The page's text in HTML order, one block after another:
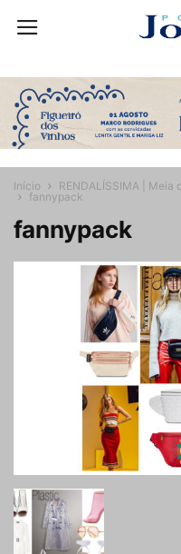
Início
RENDALÍSSIMA |
fannypack
fannypack